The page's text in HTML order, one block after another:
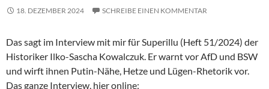
18. DEZEMBER 2024 SCHREIBE EINEN KOMMENTAR
Das sagt im Interview mit mir für Superillu (Heft 51/2024) der
Historiker Ilko-Sascha Kowalczuk. Er warnt vor AfD und BSW
und wirft ihnen Putin-Nähe, Hetze und Lügen-Rhetorik vor.
Das ganze Interview, hier online: